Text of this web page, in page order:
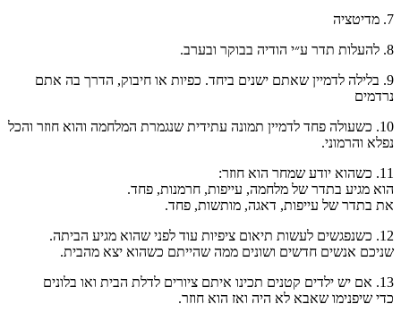
7. מדיטציה
8. להעלות תדר ע״י הודיה בבוקר ובערב.
9. בלילה לדמיין שאתם ישנים ביחד. כפיות או חיבוק, הדרך בה אתם
נרדמים
10. כשעולה פחד לדמיין תמונה עתידית שנגמרת המלחמה והוא חוזר והכל
נפלא והרמוני.
11. כשהוא יודע שמחר הוא חוזר:
הוא מגיע בתדר של מלחמה, עייפות, חרמנות, פחד.
את בתדר של עייפות, דאגה, מותשות, פחד.
12. כשנפגשים לעשות תיאום ציפיות עוד לפני שהוא מגיע הביתה.
שניכם אנשים חדשים ושונים ממה שהייתם כשהוא יצא מהבית.
13. אם יש ילדים קטנים תכינו איתם ציורים לדלת הבית ואו בלונים
כדי שיפנימו שאבא לא היה ואז הוא חוזר.